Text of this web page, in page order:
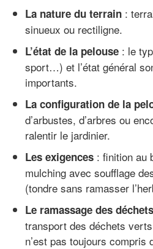
La nature du terrain :
sinueux ou rectiligne.
L’état de la pelouse : le
sport…) et l’état général
importants.
La configuration de la
d’arbustes, d’arbres ou
ralentir le jardinier.
Les exigences : finition au
mulching avec soufflage
(tondre sans ramasser
Le ramassage des déchets
transport des déchets
n’est pas toujours compris